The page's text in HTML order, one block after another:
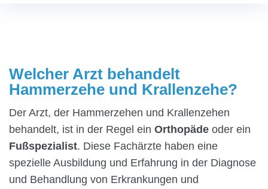
Welcher Arzt behandelt
Hammerzehe und Krallenzehe?
Der Arzt, der Hammerzehen und Krallenzehen
behandelt, ist in der Regel ein Orthopäde oder ein
Fußspezialist. Diese Fachärzte haben eine
spezielle Ausbildung und Erfahrung in der Diagnose
und Behandlung von Erkrankungen und